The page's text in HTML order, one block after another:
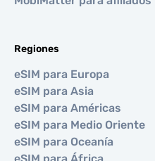
Regiones
eSIM para Europa
eSIM para Asia
eSIM para Américas
eSIM para Medio Oriente
eSIM para Oceanía